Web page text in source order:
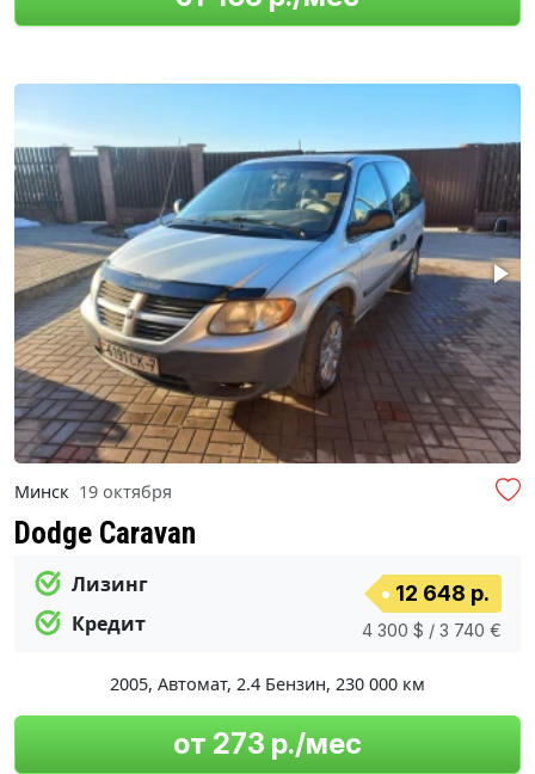
Минск 19 октября
Dodge Caravan
Лизинг
Кредит
12 648 р.
4 300 $ / 3 740 €
2005, Автомат, 2.4 Бензин, 230 000 км
от 273 р./мес